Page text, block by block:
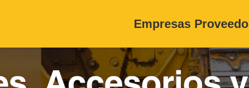
Empresas